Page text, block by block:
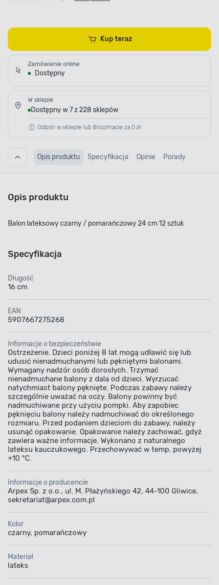
Kup teraz
Zamówienie online
Dostępny
W sklepie
Dostępny w 7 z 228 sklepów
Odbiór w sklepie lub Bricomacie za 0 zł
Opis produktu Specyfikacja Opinie Porady
Opis produktu
Balon lateksowy czarny / pomarańczowy 24 cm 12 sztuk
Specyfikacja
Długość
16 cm
EAN
5907667275268
Informacje o bezpieczeństwie
Ostrzeżenie. Dzieci poniżej 8 lat mogą udławić się lub
udusić nienadmuchanymi lub pękniętymi balonami.
Wymagany nadzór osób dorosłych. Trzymać
nienadmuchane balony z dala od dzieci. Wyrzucać
natychmiast balony pęknięte. Podczas zabawy należy
szczególnie uważać na oczy. Balony powinny być
nadmuchiwane przy użyciu pompki. Aby zapobiec
pęknięciu balony należy nadmuchiwać do określonego
rozmiaru. Przed podaniem dzieciom do zabawy, należy
usunąć opakowanie. Opakowanie należy zachować, gdyż
zawiera ważne informacje. Wykonano z naturalnego
lateksu kauczukowego. Przechowywać w temp. powyżej
+10 °C.
Informacje o producencie
Arpex Sp. z o.o., ul. M. Płażyńskiego 42, 44-100 Gliwice,
sekretariat@arpex.com.pl
Kolor
czarny, pomarańczowy
Materiał
lateks